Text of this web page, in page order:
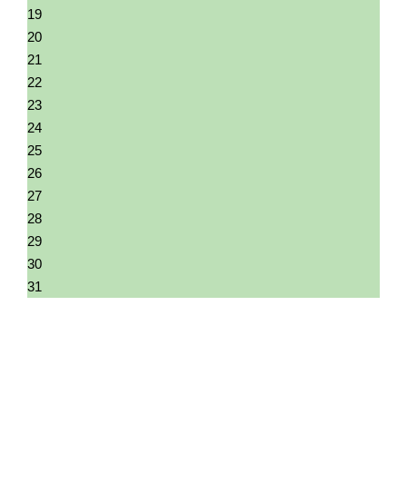
19
20
21
22
23
24
25
26
27
28
29
30
31